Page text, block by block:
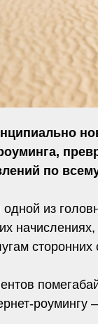
по
одной из
сторонних
роумингу